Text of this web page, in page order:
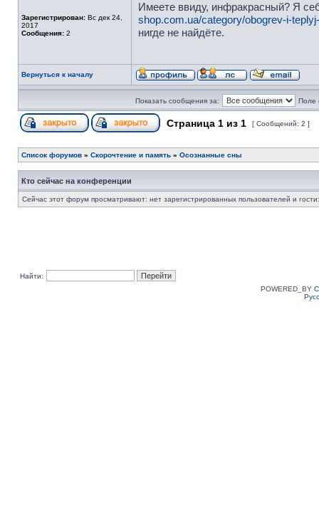
Зарегистрирован: Вс дек 24,
2017
Сообщения: 2
Имеете ввиду, инфракрасный? Я
shop.com.ua/category/obogrev-i-
нигде не найдёте.
Вернуться к началу
Показать сообщения за: Поле
Страница 1 из 1 [ Сообщений: 2 ]
Список форумов » Скорочтение и память » Осознанные сны
Кто сейчас на конференции
Сейчас этот форум просматривают: нет зарегистрированных пользователей и
Найти:
POWERED_BY